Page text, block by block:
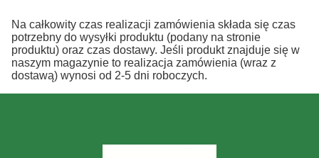
Na całkowity czas realizacji zamówienia składa się czas
potrzebny do wysyłki produktu (podany na stronie
produktu) oraz czas dostawy. Jeśli produkt znajduje się w
naszym magazynie to realizacja zamówienia (wraz z
dostawą) wynosi od 2-5 dni roboczych.